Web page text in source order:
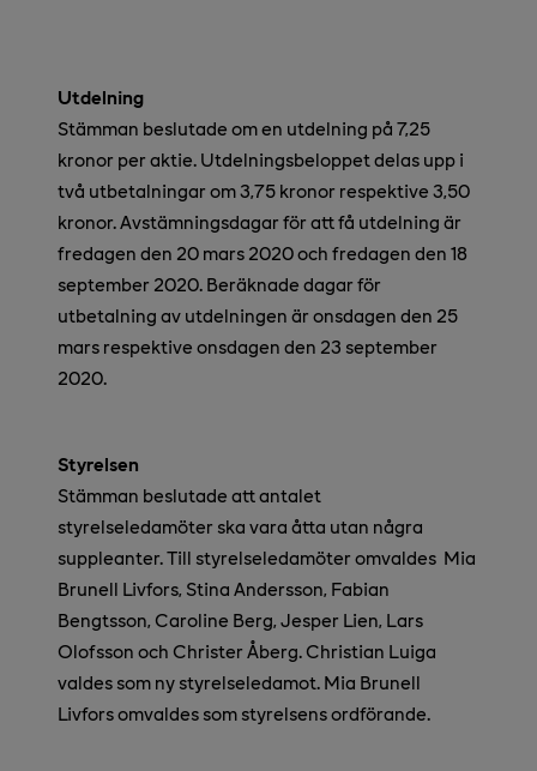
Utdelning
Stämman beslutade om en utdelning på 7,25
kronor per aktie. Utdelningsbeloppet delas upp i
två utbetalningar om 3,75 kronor respektive 3,50
kronor. Avstämningsdagar för att få utdelning är
fredagen den 20 mars 2020 och fredagen den 18
september 2020. Beräknade dagar för
utbetalning av utdelningen är onsdagen den 25
mars respektive onsdagen den 23 september
2020.
Styrelsen
Stämman beslutade att antalet
styrelseledamöter ska vara åtta utan några
suppleanter. Till styrelseledamöter omvaldes Mia
Brunell Livfors, Stina Andersson, Fabian
Bengtsson, Caroline Berg, Jesper Lien, Lars
Olofsson och Christer Åberg. Christian Luiga
valdes som ny styrelseledamot. Mia Brunell
Livfors omvaldes som styrelsens ordförande.